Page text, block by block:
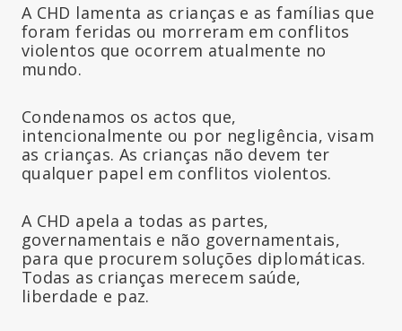
A CHD lamenta as crianças e as famílias que
foram feridas ou morreram em conflitos
violentos que ocorrem atualmente no
mundo.
Condenamos os actos que,
intencionalmente ou por negligência, visam
as crianças. As crianças não devem ter
qualquer papel em conflitos violentos.
A CHD apela a todas as partes,
governamentais e não governamentais,
para que procurem soluções diplomáticas.
Todas as crianças merecem saúde,
liberdade e paz.